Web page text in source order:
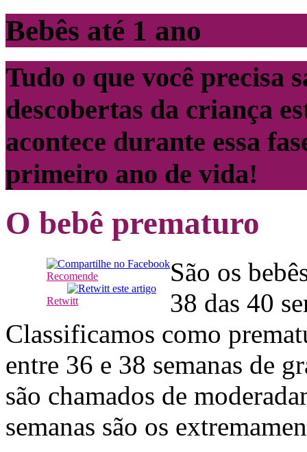
Bebês até 1 ano
Tudo o que você precisa
descobertas da criança
acontece durante essa
primeiro ano de vida!
O bebê prematuro
Recomende
Retwitt
São os
38 das 40
Classificamos como
entre 36 e 38 semanas de
são chamados de
semanas são os